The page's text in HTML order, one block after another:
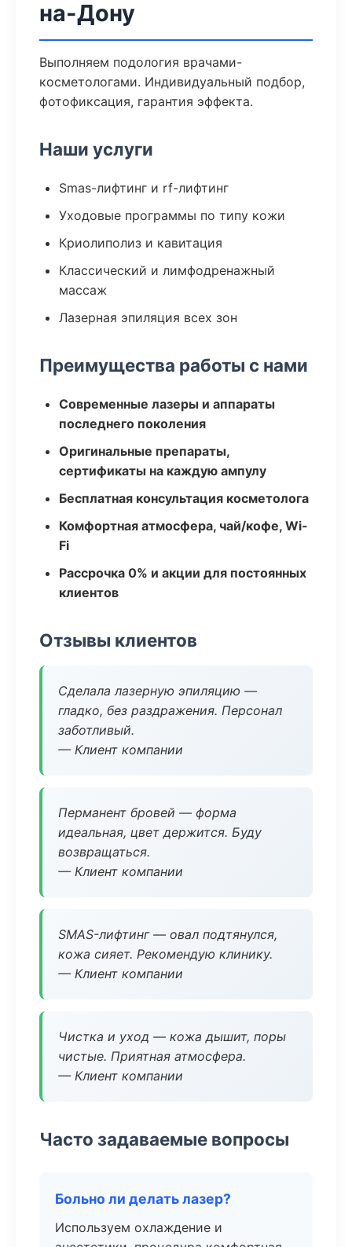
на-Дону
Выполняем подология врачами-
косметологами. Индивидуальный подбор,
фотофиксация, гарантия эффекта.
Наши услуги
Smas-лифтинг и rf-лифтинг
Уходовые программы по типу кожи
Криолиполиз и кавитация
Классический и лимфодренажный
массаж
Лазерная эпиляция всех зон
Преимущества работы с нами
Современные лазеры и аппараты
последнего поколения
Оригинальные препараты,
сертификаты на каждую ампулу
Бесплатная консультация косметолога
Комфортная атмосфера, чай/кофе, Wi-
Fi
Рассрочка 0% и акции для постоянных
клиентов
Отзывы клиентов
Сделала лазерную эпиляцию —
гладко, без раздражения. Персонал
заботливый.
— Клиент компании
Перманент бровей — форма
идеальная, цвет держится. Буду
возвращаться.
— Клиент компании
SMAS-лифтинг — овал подтянулся,
кожа сияет. Рекомендую клинику.
— Клиент компании
Чистка и уход — кожа дышит, поры
чистые. Приятная атмосфера.
— Клиент компании
Часто задаваемые вопросы
Больно ли делать лазер?
Используем охлаждение и